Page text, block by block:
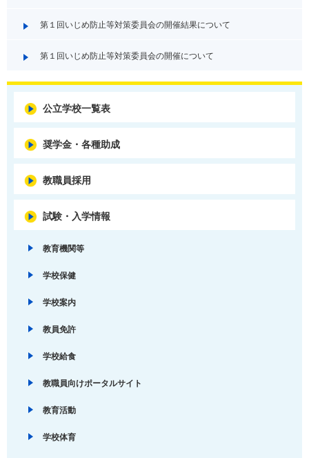
第１回いじめ防止等対策委員会の開催結果について
第１回いじめ防止等対策委員会の開催について
公立学校一覧表
奨学金・各種助成
教職員採用
試験・入学情報
教育機関等
学校保健
学校案内
教員免許
学校給食
教職員向けポータルサイト
教育活動
学校体育